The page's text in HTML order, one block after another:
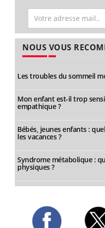
NOUS VOUS
Les troubles du sommeil
Mon enfant est-il trop
empathique ?
Bébés, jeunes enfants :
les vacances ?
Syndrome métabolique :
physiques ?